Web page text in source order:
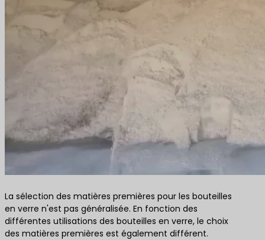
La sélection des matières premières pour les bouteilles
en verre n'est pas généralisée. En fonction des
différentes utilisations des bouteilles en verre, le choix
des matières premières est également différent.